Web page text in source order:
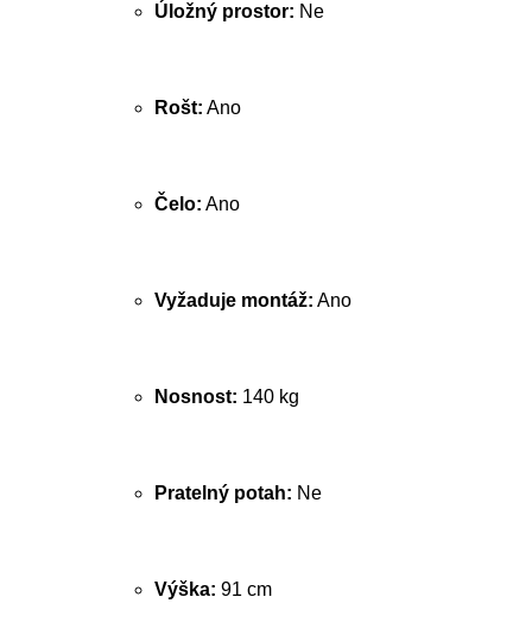
Úložný prostor: Ne
Rošt: Ano
Čelo: Ano
Vyžaduje montáž: Ano
Nosnost: 140 kg
Pratelný potah: Ne
Výška: 91 cm